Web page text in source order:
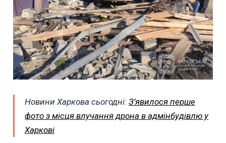
Новини Харкова сьогодні: З’явилося перше
фото з місця влучання дрона в адмінбудівлю у
Харкові